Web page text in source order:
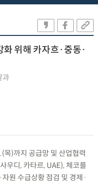
위해 카자흐·중동·
과
)까지 공급망 및 산업협력
우디, 카타르, UAE), 체코를
원 수급상황 점검 및 경제·